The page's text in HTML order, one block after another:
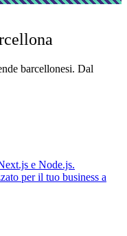
barcellonesi. Dal
e Node.js.
per il tuo business a